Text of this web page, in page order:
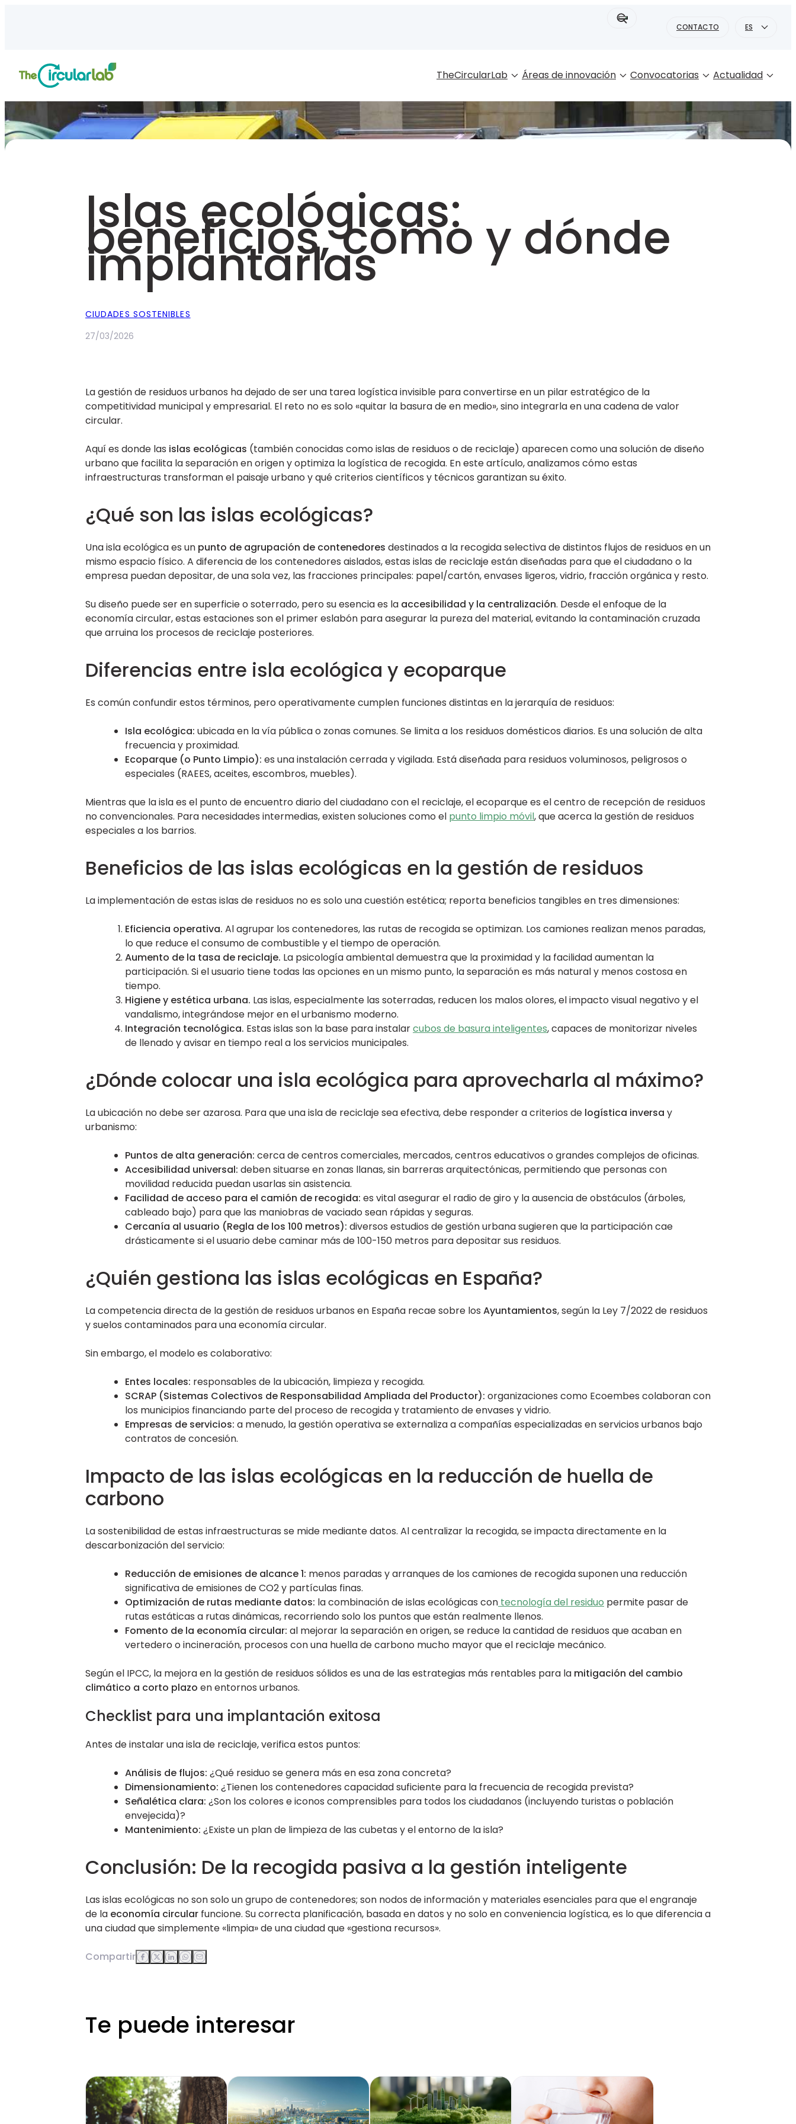
Buscar:
CONTACTO ES
TheCircularLab Áreas de innovación Convocatorias Actualidad
Islas ecológicas:
beneficios, cómo y dónde
implantarlas
CIUDADES SOSTENIBLES
27/03/2026
La gestión de residuos urbanos ha dejado de ser una tarea logística invisible para convertirse en un pilar estratégico de la
competitividad municipal y empresarial. El reto no es solo «quitar la basura de en medio», sino integrarla en una cadena de valor
circular.
Aquí es donde las islas ecológicas (también conocidas como islas de residuos o de reciclaje) aparecen como una solución de diseño
urbano que facilita la separación en origen y optimiza la logística de recogida. En este artículo, analizamos cómo estas
infraestructuras transforman el paisaje urbano y qué criterios científicos y técnicos garantizan su éxito.
¿Qué son las islas ecológicas?
Una isla ecológica es un punto de agrupación de contenedores destinados a la recogida selectiva de distintos flujos de residuos en un
mismo espacio físico. A diferencia de los contenedores aislados, estas islas de reciclaje están diseñadas para que el ciudadano o la
empresa puedan depositar, de una sola vez, las fracciones principales: papel/cartón, envases ligeros, vidrio, fracción orgánica y resto.
Su diseño puede ser en superficie o soterrado, pero su esencia es la accesibilidad y la centralización. Desde el enfoque de la
economía circular, estas estaciones son el primer eslabón para asegurar la pureza del material, evitando la contaminación cruzada
que arruina los procesos de reciclaje posteriores.
Diferencias entre isla ecológica y ecoparque
Es común confundir estos términos, pero operativamente cumplen funciones distintas en la jerarquía de residuos:
Isla ecológica: ubicada en la vía pública o zonas comunes. Se limita a los residuos domésticos diarios. Es una solución de alta
frecuencia y proximidad.
Ecoparque (o Punto Limpio): es una instalación cerrada y vigilada. Está diseñada para residuos voluminosos, peligrosos o
especiales (RAEES, aceites, escombros, muebles).
Mientras que la isla es el punto de encuentro diario del ciudadano con el reciclaje, el ecoparque es el centro de recepción de residuos
no convencionales. Para necesidades intermedias, existen soluciones como el punto limpio móvil, que acerca la gestión de residuos
especiales a los barrios.
Beneficios de las islas ecológicas en la gestión de residuos
La implementación de estas islas de residuos no es solo una cuestión estética; reporta beneficios tangibles en tres dimensiones:
Eficiencia operativa. Al agrupar los contenedores, las rutas de recogida se optimizan. Los camiones realizan menos paradas,
lo que reduce el consumo de combustible y el tiempo de operación.
Aumento de la tasa de reciclaje. La psicología ambiental demuestra que la proximidad y la facilidad aumentan la
participación. Si el usuario tiene todas las opciones en un mismo punto, la separación es más natural y menos costosa en
tiempo.
Higiene y estética urbana. Las islas, especialmente las soterradas, reducen los malos olores, el impacto visual negativo y el
vandalismo, integrándose mejor en el urbanismo moderno.
Integración tecnológica. Estas islas son la base para instalarcubos de basura inteligentes, capaces de monitorizar niveles
de llenado y avisar en tiempo real a los servicios municipales.
¿Dónde colocar una isla ecológica para aprovecharla al máximo?
La ubicación no debe ser azarosa. Para que una isla de reciclaje sea efectiva, debe responder a criterios de logística inversa y
urbanismo:
Puntos de alta generación: cerca de centros comerciales, mercados, centros educativos o grandes complejos de oficinas.
Accesibilidad universal: deben situarse en zonas llanas, sin barreras arquitectónicas, permitiendo que personas con
movilidad reducida puedan usarlas sin asistencia.
Facilidad de acceso para el camión de recogida: es vital asegurar el radio de giro y la ausencia de obstáculos (árboles,
cableado bajo) para que las maniobras de vaciado sean rápidas y seguras.
Cercanía al usuario (Regla de los 100 metros): diversos estudios de gestión urbana sugieren que la participación cae
drásticamente si el usuario debe caminar más de 100-150 metros para depositar sus residuos.
¿Quién gestiona las islas ecológicas en España?
La competencia directa de la gestión de residuos urbanos en España recae sobre los Ayuntamientos, según la Ley 7/2022 de residuos
y suelos contaminados para una economía circular.
Sin embargo, el modelo es colaborativo:
Entes locales: responsables de la ubicación, limpieza y recogida.
SCRAP (Sistemas Colectivos de Responsabilidad Ampliada del Productor): organizaciones como Ecoembes colaboran con
los municipios financiando parte del proceso de recogida y tratamiento de envases y vidrio.
Empresas de servicios: a menudo, la gestión operativa se externaliza a compañías especializadas en servicios urbanos bajo
contratos de concesión.
Impacto de las islas ecológicas en la reducción de huella de
carbono
La sostenibilidad de estas infraestructuras se mide mediante datos. Al centralizar la recogida, se impacta directamente en la
descarbonización del servicio:
Reducción de emisiones de alcance 1: menos paradas y arranques de los camiones de recogida suponen una reducción
significativa de emisiones de CO2 y partículas finas.
Optimización de rutas mediante datos: la combinación de islas ecológicas con tecnología del residuo permite pasar de
rutas estáticas a rutas dinámicas, recorriendo solo los puntos que están realmente llenos.
Fomento de la economía circular: al mejorar la separación en origen, se reduce la cantidad de residuos que acaban en
vertedero o incineración, procesos con una huella de carbono mucho mayor que el reciclaje mecánico.
Según el IPCC, la mejora en la gestión de residuos sólidos es una de las estrategias más rentables para la mitigación del cambio
climático a corto plazo en entornos urbanos.
Checklist para una implantación exitosa
Antes de instalar una isla de reciclaje, verifica estos puntos:
Análisis de flujos: ¿Qué residuo se genera más en esa zona concreta?
Dimensionamiento: ¿Tienen los contenedores capacidad suficiente para la frecuencia de recogida prevista?
Señalética clara: ¿Son los colores e iconos comprensibles para todos los ciudadanos (incluyendo turistas o población
envejecida)?
Mantenimiento: ¿Existe un plan de limpieza de las cubetas y el entorno de la isla?
Conclusión: De la recogida pasiva a la gestión inteligente
Las islas ecológicas no son solo un grupo de contenedores; son nodos de información y materiales esenciales para que el engranaje
de la economía circular funcione. Su correcta planificación, basada en datos y no solo en conveniencia logística, es lo que diferencia a
una ciudad que simplemente «limpia» de una ciudad que «gestiona recursos».
Compartir
Te puede interesar